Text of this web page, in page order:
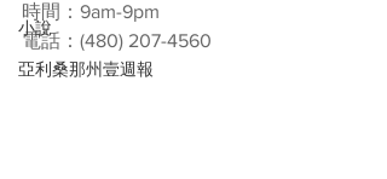
小說
亞利桑那州壹週報
時間：9am-9pm
電話： (480) 207-4560